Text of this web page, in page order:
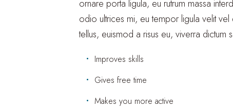
ornare porta ligula, eu rutrum massa
odio ultrices mi, eu tempor ligula velit
tellus, euismod a risus eu, viverra dictum
Improves skills
Gives free time
Makes you more active